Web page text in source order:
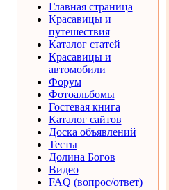
Главная страница
Красавицы и
путешествия
Каталог статей
Красавицы и
автомобили
Форум
Фотоальбомы
Гостевая книга
Каталог сайтов
Доска объявлений
Тесты
Долина Богов
Видео
FAQ (вопрос/ответ)